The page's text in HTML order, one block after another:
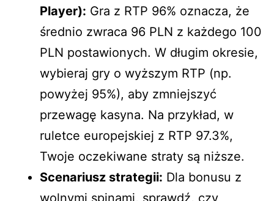
Player): Gra z RTP 96% oznacza, że
średnio zwraca 96 PLN z każdego 100
PLN postawionych. W długim okresie,
wybieraj gry o wyższym RTP (np.
powyżej 95%), aby zmniejszyć
przewagę kasyna. Na przykład, w
ruletce europejskiej z RTP 97.3%,
Twoje oczekiwane straty są niższe.
Scenariusz strategii: Dla bonusu z
wolnymi spinami, sprawdź, czy